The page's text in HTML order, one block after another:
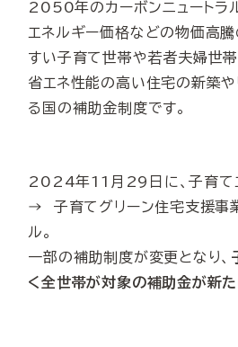
2050年のカーボンニュートラ
エネルギー価格などの物価高
すい子育て世帯や若者夫婦世帯
省エネ性能の高い住宅の新築や
る国の補助金制度です。
2024年11月29日に、子育て
→ 子育てグリーン住宅支援事
ル。
一部の補助制度が変更となり、
く全世帯が対象の補助金が新